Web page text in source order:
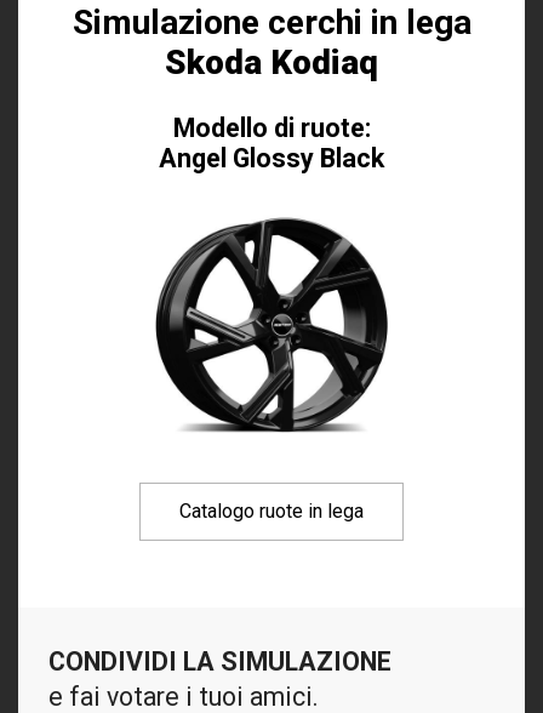
Simulazione cerchi in lega
Skoda Kodiaq
Modello di ruote:
Angel Glossy Black
Catalogo ruote in lega
CONDIVIDI LA SIMULAZIONE
e fai votare i tuoi amici.